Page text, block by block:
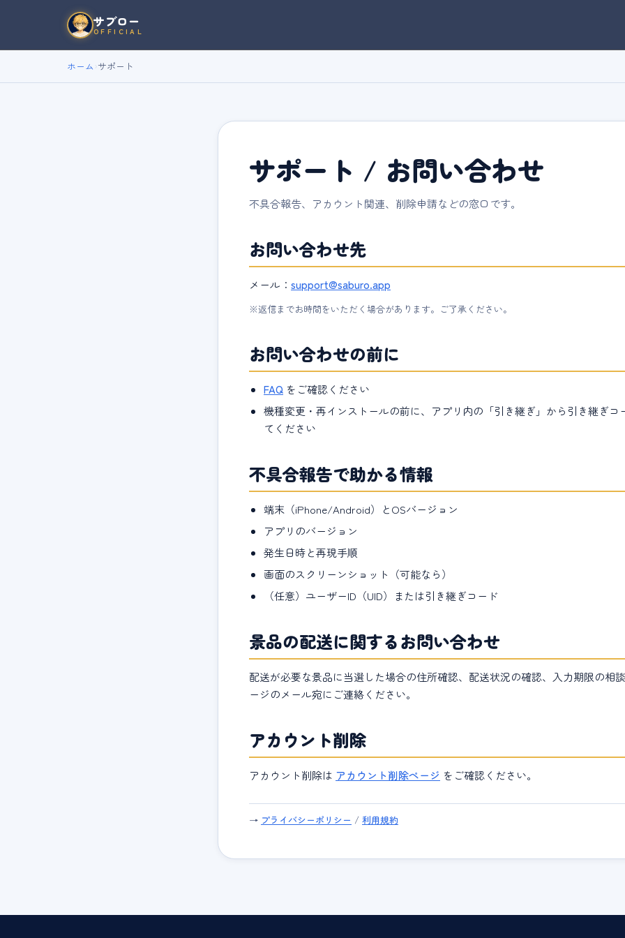
サブロー
OFFICIAL
ホーム ›サポート
サポート / お問い合わせ
不具合報告、アカウント関連、削除申請などの窓口です。
お問い合わせ先
メール： support@saburo.app
※返信までお時間をいただく場合があります。ご了承ください。
お問い合わせの前に
FAQ をご確認ください
機種変更・再インストールの前に、アプリ内の「引き継ぎ」から引き継ぎコ
てください
不具合報告で助かる情報
端末（iPhone/Android）とOSバージョン
アプリのバージョン
発生日時と再現手順
画面のスクリーンショット（可能なら）
（任意）ユーザーID（UID）または引き継ぎコード
景品の配送に関するお問い合わせ
配送が必要な景品に当選した場合の住所確認、配送状況の確認、入力期限の相
ージのメール宛にご連絡ください。
アカウント削除
アカウント削除は アカウント削除ページ をご確認ください。
→ プライバシーポリシー / 利用規約